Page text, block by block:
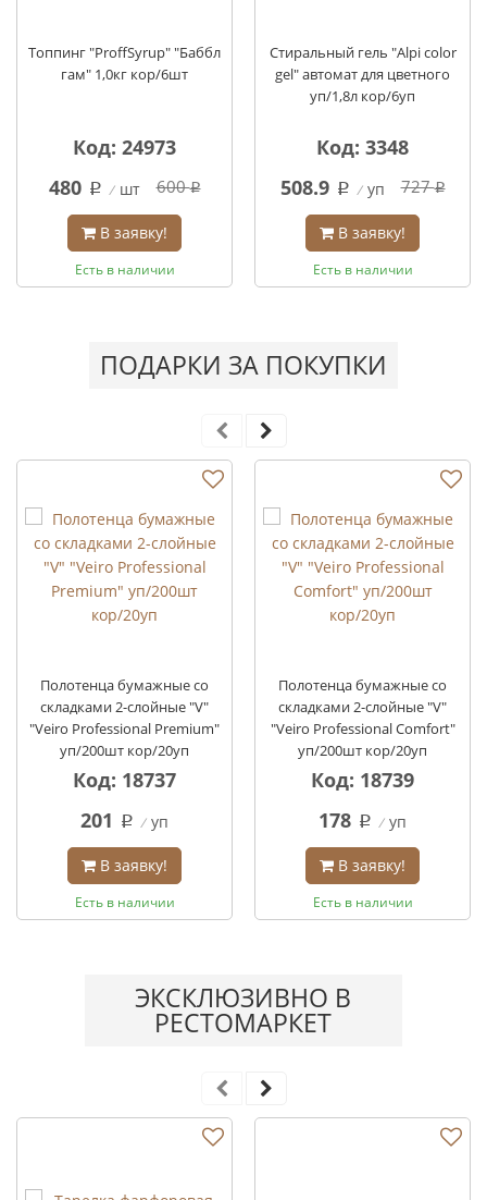
Топпинг "ProffSyrup" "Баббл
гам" 1,0кг кор/6шт
Код: 24973
480 q шт 600q
В заявку!
Есть в наличии
Стиральный гель "Alpi color
gel" автомат для цветного
уп/1,8л кор/6уп
Код: 3348
508.9 q уп 727q
В заявку!
Есть в наличии
ПОДАРКИ ЗА ПОКУПКИ
Полотенца бумажные со
складками 2-слойные "V"
"Veiro Professional Premium"
уп/200шт кор/20уп
Код: 18737
201
q уп
В заявку!
Есть в наличии
Полотенца бумажные со
складками 2-слойные "V"
"Veiro Professional Comfort"
уп/200шт кор/20уп
Код: 18739
178 q уп
В заявку!
Есть в наличии
ЭКСКЛЮЗИВНО В
РЕСТОМАРКЕТ